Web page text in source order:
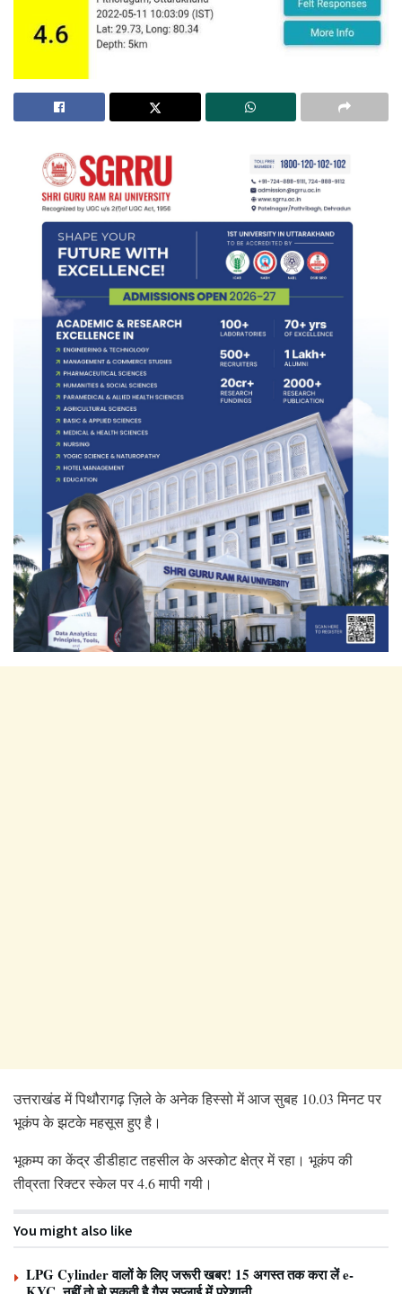
उत्तराखंड में पिथौरागढ़ ज़िले के अनेक हिस्सो में आज सुबह 10.03 मिनट पर
भूकंप के झटके महसूस हुए है।
भूकम्प का केंद्र डीडीहाट तहसील के अस्कोट क्षेत्र में रहा। भूकंप की
तीव्रता रिक्टर स्केल पर 4.6 मापी गयी।
You might also like
LPG Cylinder वालों के लिए जरूरी खबर! 15 अगस्त तक करा लें e-